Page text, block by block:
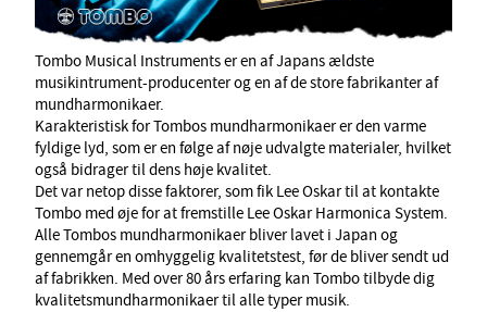
Tombo Musical Instruments er en af Japans ældste
musikintrument-producenter og en af de store fabrikanter af
mundharmonikaer.
Karakteristisk for Tombos mundharmonikaer er den varme
fyldige lyd, som er en følge af nøje udvalgte materialer, hvilket
også bidrager til dens høje kvalitet.
Det var netop disse faktorer, som fik Lee Oskar til at kontakte
Tombo med øje for at fremstille Lee Oskar Harmonica System.
Alle Tombos mundharmonikaer bliver lavet i Japan og
gennemgår en omhyggelig kvalitetstest, før de bliver sendt ud
af fabrikken. Med over 80 års erfaring kan Tombo tilbyde dig
kvalitetsmundharmonikaer til alle typer musik.